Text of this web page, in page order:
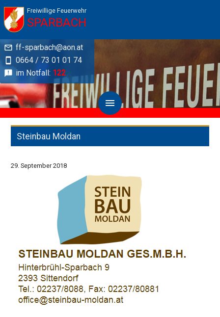
Freiwillige Feuerwehr
SPARBACH
ff-sparbach@aon.at
0664 / 73 01 01 74
im Notfall: 122
Steinbau Moldan
29. September 2018